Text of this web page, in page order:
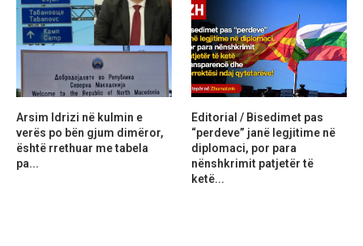
Arsim Idrizi në kulmin e
verës po bën gjum dimëror,
është rrethuar me tabela
pa...
Editorial / Bisedimet pas
“perdeve” janë legjitime në
diplomaci, por para
nënshkrimit patjetër të
ketë...